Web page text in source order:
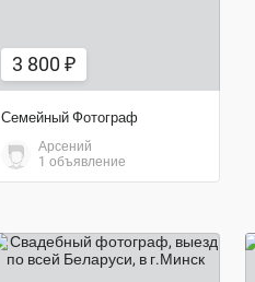
3 800 ₽
Семейный Фотограф
Арсений
1 объявление